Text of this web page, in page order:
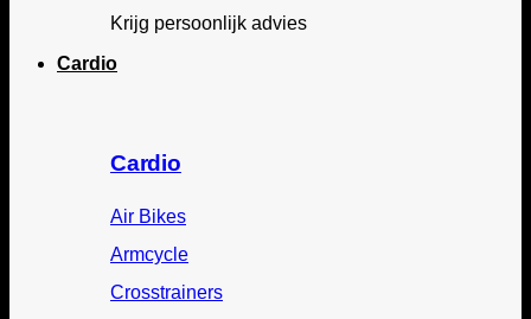
Krijg persoonlijk advies
Cardio
Cardio
Air Bikes
Armcycle
Crosstrainers